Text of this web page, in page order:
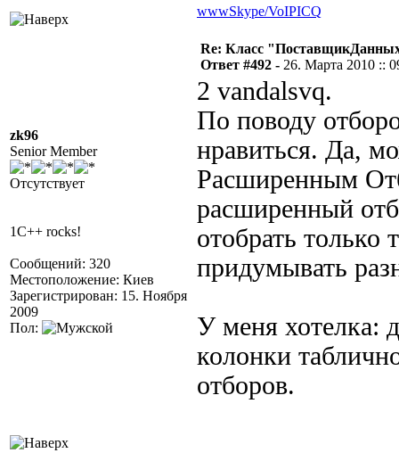
wwwSkype/VoIPICQ
zk96
Senior Member
Отсутствует
1C++ rocks!
Сообщений: 320
Местоположение: Киев
Зарегистрирован: 15. Ноября
2009
Пол:
Re: Класс
Ответ #492 - 26. Марта 2010 ::
2 vandalsvq.
По поводу
нравиться. Да,
Расширенным
расширенный
отобрать только
придумывать
У меня хотелка:
колонки
отборов.